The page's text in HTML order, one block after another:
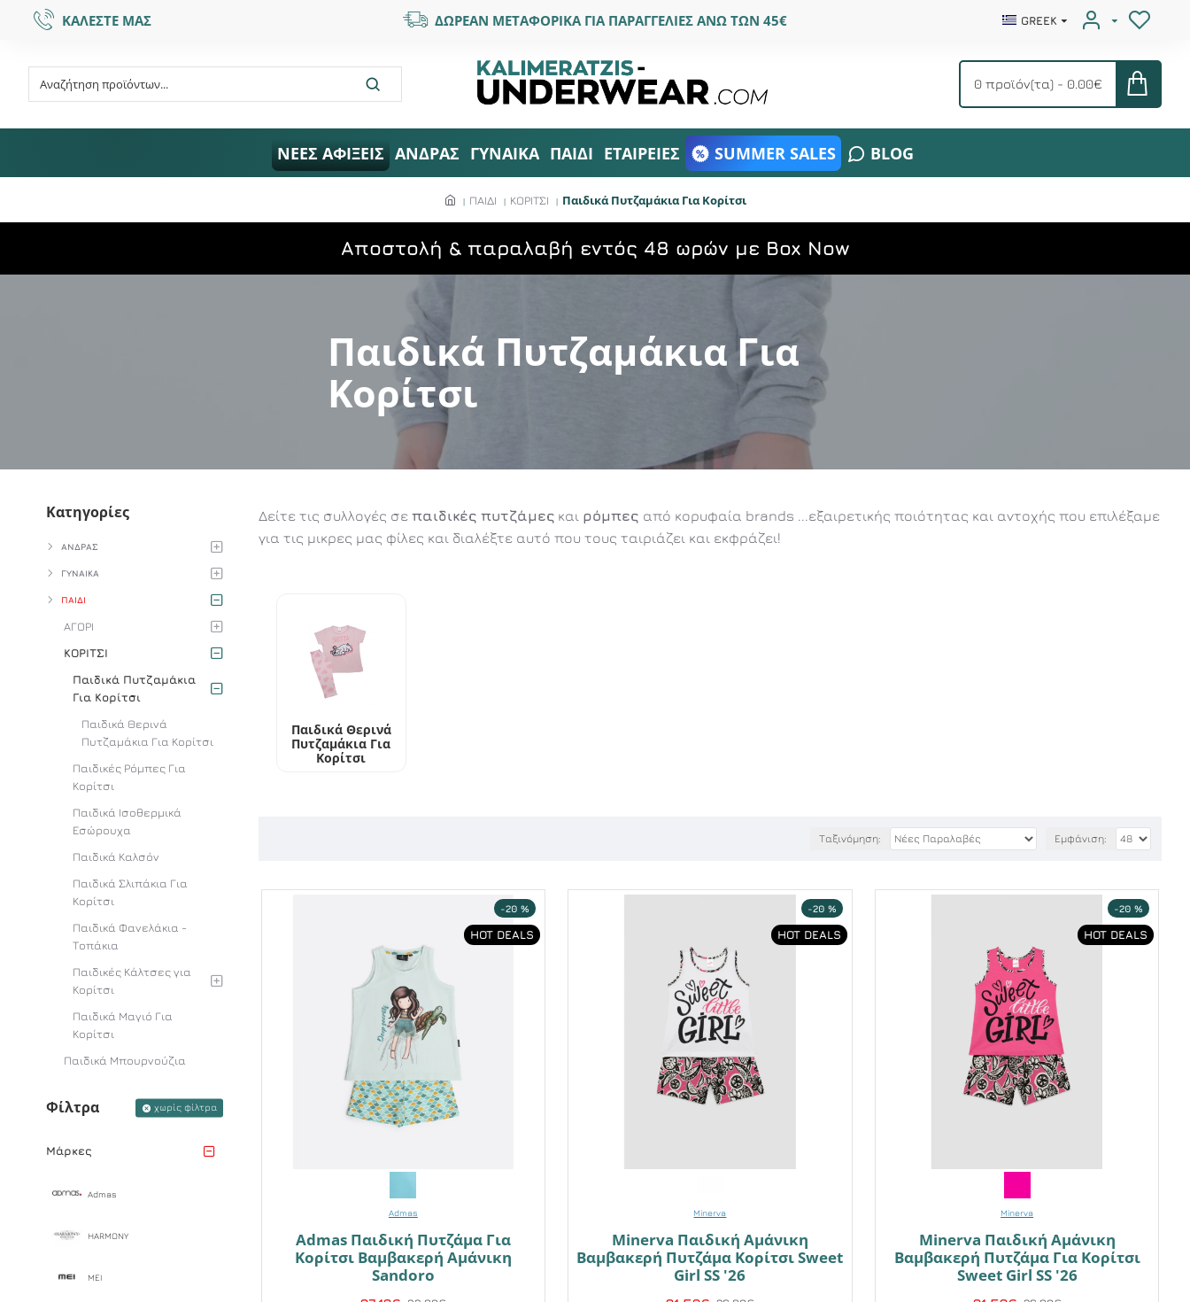
ΚΑΛΕΣΤΕ ΜΑΣ ΔΩΡΕΑΝ ΜΕΤΑΦΟΡΙΚΑ ΓΙΑ ΠΑΡΑΓΓΕΛΙΕΣ ΑΝΩ ΤΩΝ 45€ GREEK
0 προϊόν(τα) - 0.00€
ΝΕΕΣ ΑΦΙΞΕΙΣ ΑΝΔΡΑΣ ΓΥΝΑΙΚΑ ΠΑΙΔΙ ΕΤΑΙΡΕΙΕΣ SUMMER SALES BLOG
ΠΑΙΔΙ ΚΟΡΙΤΣΙ Παιδικά Πυτζαμάκια Για Κορίτσι
Aποστολή & παραλαβή εντός 48 ωρών με Box Now
Παιδικά Πυτζαμάκια Για
Κορίτσι
Κατηγορίες
ΑΝΔΡΑΣ
ΓΥΝΑΙΚΑ
ΠΑΙΔΙ
ΑΓΟΡΙ
ΚΟΡΙΤΣΙ
Παιδικά Πυτζαμάκια
Για Κορίτσι
Παιδικά Θερινά
Πυτζαμάκια Για Κορίτσι
Παιδικές Ρόμπες Για
Κορίτσι
Παιδικά Ισοθερμικά
Εσώρουχα
Παιδικά Καλσόν
Παιδικά Σλιπάκια Για
Κορίτσι
Παιδικά Φανελάκια -
Τοπάκια
Παιδικές Κάλτσες για
Κορίτσι
Παιδικά Μαγιό Για
Κορίτσι
Παιδικά Μπουρνούζια
Φίλτρα χωρίς φίλτρα
Μάρκες
Admas
HARMONY
MEI
Δείτε τις συλλογές σε παιδικές πυτζάμες και ρόμπες από κορυφαία brands ...εξαιρετικής ποιότητας και αντοχής που επιλέξαμε
για τις μικρες μας φίλες και διαλέξτε αυτό που τους ταιριάζει και εκφράζει!
Παιδικά Θερινά
Πυτζαμάκια Για
Κορίτσι
Ταξινόμηση: Εμφάνιση:
HOT DEALS
-20 %
Admas
Admas Παιδική Πυτζάμα Για
Κορίτσι Βαμβακερή Αμάνικη
Sandoro
HOT DEALS
-20 %
Minerva
Minerva Παιδική Αμάνικη
Βαμβακερή Πυτζάμα Κορίτσι Sweet
Girl SS '26
HOT DEALS
-20 %
Minerva
Minerva Παιδική Αμάνικη
Βαμβακερή Πυτζάμα Για Κορίτσι
Sweet Girl SS '26